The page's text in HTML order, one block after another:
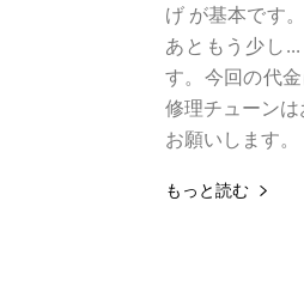
げ が基本です
あともう少し
す。今回の代
修理チューン
お願いします。
もっと読む